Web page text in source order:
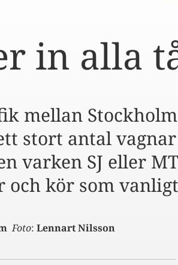
in alla
mellan
stort antal
varken SJ eller
och kör som
Foto: Lennart Nilsson